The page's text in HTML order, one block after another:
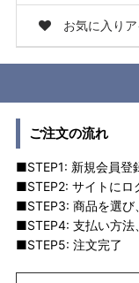
お気に入り
ご注文の流れ
■STEP1: 新規会員登
■STEP2: サイトにロ
■STEP3: 商品を選び
■STEP4: 支払い方法
■STEP5: 注文完了